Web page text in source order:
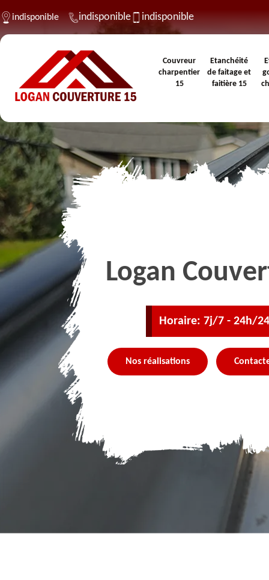
indisponible indisponible indisponible
Couvreur
charpentier
15
Etanchéité
de faitage et
faitière 15
Logan
Horaire: 7j/7 - 24h/24
Nos réalisations